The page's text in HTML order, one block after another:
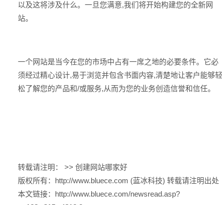
以及这将涉及什么。一旦您满意,我们将开始构建您的全新网
站。
一个网站是当今在您的市场中占有一席之地的必要条件。它必
须经过精心设计,易于浏览并包含书面内容,清楚地让客户能够轻
松了解您的产品和/或服务,从而为您的业务创造信誉和信任。
转载请注明： >> 创建网站哪家好
版权所有： http://www.bluece.com (蓝冰科技) 转载请注明出处
本文链接： http://www.bluece.com/newsread.asp?